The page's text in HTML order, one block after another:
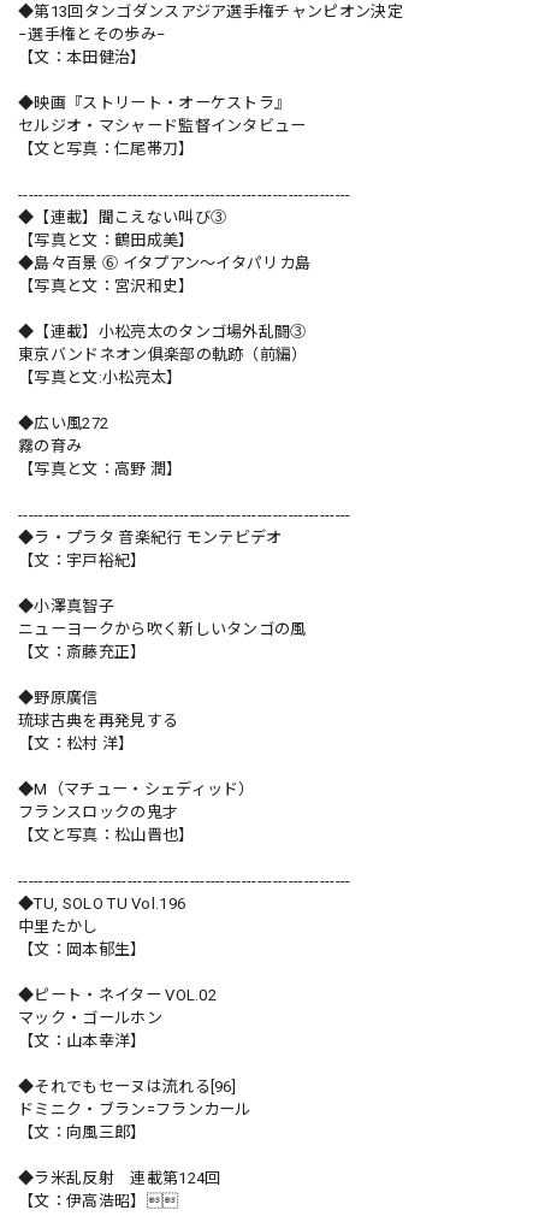
◆第13回タンゴダンスアジア選手権チャンピオン決定
−選手権とその歩み−
【文：本田健治】
◆映画『ストリート・オーケストラ』
セルジオ・マシャード監督インタビュー
【文と写真：仁尾帯刀】
----------------------------------------------------------------
◆【連載】聞こえない叫び③
【写真と文：鶴田成美】
◆島々百景 ⑥ イタプアン〜イタパリカ島
【写真と文：宮沢和史】
◆【連載】小松亮太のタンゴ場外乱闘③
東京バンドネオン俱楽部の軌跡（前編）
【写真と文:小松亮太】
◆広い風272
霧の育み
【写真と文：高野 潤】
----------------------------------------------------------------
◆ラ・プラタ 音楽紀行 モンテビデオ
【文：宇戸裕紀】
◆小澤真智子
ニューヨークから吹く新しいタンゴの風
【文：斎藤充正】
◆野原廣信
琉球古典を再発見する
【文：松村 洋】
◆M（マチュー・シェディッド）
フランスロックの鬼才
【文と写真：松山晋也】
----------------------------------------------------------------
◆TU, SOLO TU Vol.196
中里たかし
【文：岡本郁生】
◆ピート・ネイター VOL.02
マック・ゴールホン
【文：山本幸洋】
◆それでもセーヌは流れる[96]
ドミニク・ブラン=フランカール
【文：向風三郎】
◆ラ米乱反射 連載第124回
【文：伊高浩昭】